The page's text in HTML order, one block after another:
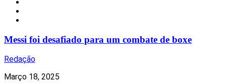
Messi foi desafiado para um combate de boxe
Redação
Março 18, 2025